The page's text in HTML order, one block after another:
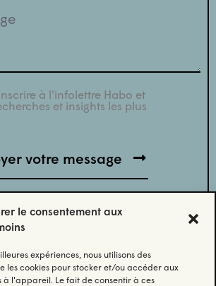
le consentement aux
expériences, nous utilisons des
les cookies pour stocker et/ou accéder aux
à l'appareil. Le fait de consentir à ces
à l'infolettre Habo et
et insights les plus
vous à notre infolettre.